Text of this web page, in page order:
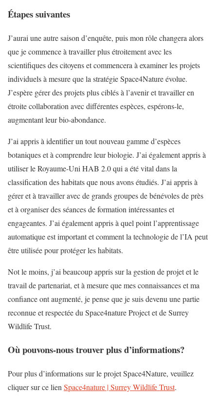
Étapes suivantes
J’aurai une autre saison d’enquête, puis mon rôle changera alors
que je commence à travailler plus étroitement avec les
scientifiques des citoyens et commencera à examiner les projets
individuels à mesure que la stratégie Space4Nature évolue.
J’espère gérer des projets plus ciblés à l’avenir et travailler en
étroite collaboration avec différentes espèces, espérons-le,
augmentant leur bio-abondance.
J’ai appris à identifier un tout nouveau gamme d’espèces
botaniques et à comprendre leur biologie. J’ai également appris à
utiliser le Royaume-Uni HAB 2.0 qui a été vital dans la
classification des habitats que nous avons étudiés. J’ai appris à
gérer et à travailler avec de grands groupes de bénévoles de près
et à organiser des séances de formation intéressantes et
engageantes. J’ai également appris à quel point l’apprentissage
automatique est important et comment la technologie de l’IA peut
être utilisée pour protéger les habitats.
Not le moins, j’ai beaucoup appris sur la gestion de projet et le
travail de partenariat, et à mesure que mes connaissances et ma
confiance ont augmenté, je pense que je suis devenu une partie
reconnue et respectée du Space4nature Project et de Surrey
Wildlife Trust.
Où pouvons-nous trouver plus d’informations?
Pour plus d’informations sur le projet Space4Nature, veuillez
cliquer sur ce lien Space4nature | Surrey Wildlife Trust.